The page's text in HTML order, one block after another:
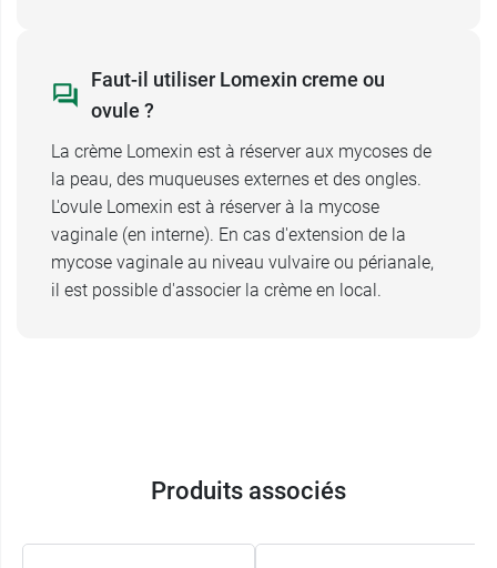
Faut-il utiliser Lomexin creme ou
ovule ?
La crème Lomexin est à réserver aux mycoses de
la peau, des muqueuses externes et des ongles.
L'ovule Lomexin est à réserver à la mycose
vaginale (en interne). En cas d'extension de la
mycose vaginale au niveau vulvaire ou périanale,
il est possible d'associer la crème en local.
Produits associés